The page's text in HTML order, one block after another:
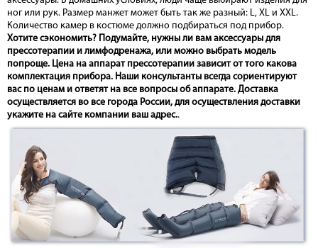
ног или рук. Размер манжет может быть так же разный: L, XL и XXL.
Количество камер в костюме должно подбираться под прибор.
Хотите сэкономить? Подумайте, нужны ли вам аксессуары для
прессотерапии и лимфодренажа, или можно выбрать модель
попроще. Цена на аппарат прессотерапии зависит от того какова
комплектация прибора. Наши консультанты всегда сориентируют
вас по ценам и ответят на все вопросы об аппарате. Доставка
осуществляется во все города России, для осуществления доставки
укажите на сайте компании ваш адрес..